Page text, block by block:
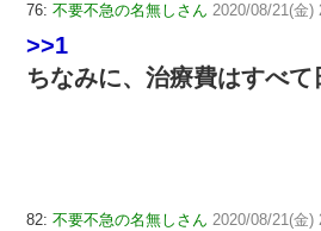
76: 不要不急の名無しさん 2020/08/21(金)
>>1
ちなみに、治療費はすべ
82: 不要不急の名無しさん 2020/08/21(金)